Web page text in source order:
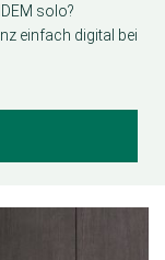
solo?
einfach digital bei